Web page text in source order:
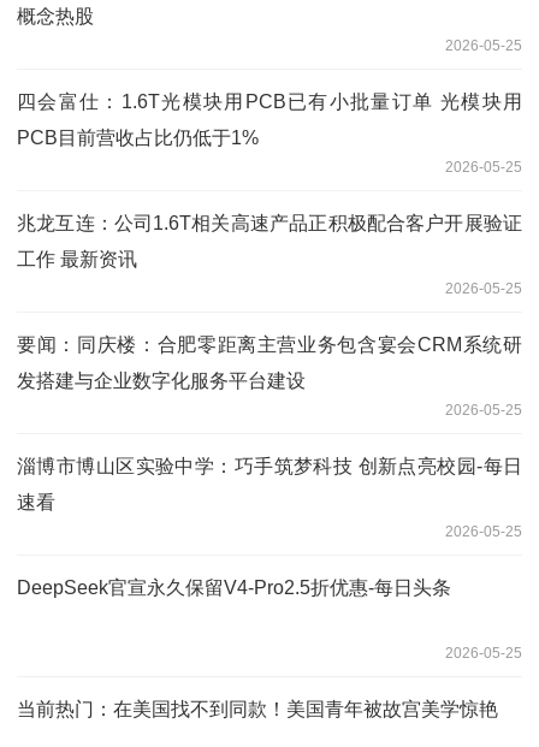
概念热股
2026-05-25
四会富仕：1.6T光模块用PCB已有小批量订单 光模块用
PCB目前营收占比仍低于1%
2026-05-25
兆龙互连：公司1.6T相关高速产品正积极配合客户开展验证
工作 最新资讯
2026-05-25
要闻：同庆楼：合肥零距离主营业务包含宴会CRM系统研
发搭建与企业数字化服务平台建设
2026-05-25
淄博市博山区实验中学：巧手筑梦科技 创新点亮校园-每日
速看
2026-05-25
DeepSeek官宣永久保留V4-Pro2.5折优惠-每日头条
2026-05-25
当前热门：在美国找不到同款！美国青年被故宫美学惊艳